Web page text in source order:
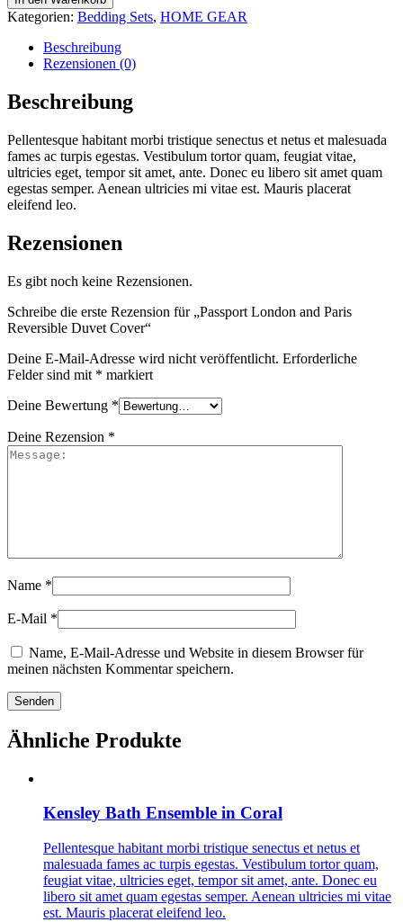
and
Paris
Reversible
Duvet
Menge
Kategorien: Bedding Sets, HOME GEAR
Beschreibung
Rezensionen (0)
Beschreibung
Pellentesque habitant morbi tristique senectus et netus et malesuada
fames ac turpis egestas. Vestibulum tortor quam, feugiat vitae,
ultricies eget, tempor sit amet, ante. Donec eu libero sit amet quam
egestas semper. Aenean ultricies mi vitae est. Mauris placerat
eleifend leo.
Rezensionen
Es gibt noch keine Rezensionen.
Schreibe die erste Rezension für „Passport London and Paris
Reversible Duvet Cover“
Deine E-Mail-Adresse wird nicht veröffentlicht. Erforderliche
Felder sind mit * markiert
Deine Bewertung *
Deine Rezension *
Name *
E-Mail *
Name, E-Mail-Adresse und Website in diesem Browser für
meinen nächsten Kommentar speichern.
Ähnliche Produkte
Kensley Bath Ensemble in Coral
Pellentesque habitant morbi tristique senectus et netus et
malesuada fames ac turpis egestas. Vestibulum tortor quam,
feugiat vitae, ultricies eget, tempor sit amet, ante. Donec eu
libero sit amet quam egestas semper. Aenean ultricies mi vitae
est. Mauris placerat eleifend leo.